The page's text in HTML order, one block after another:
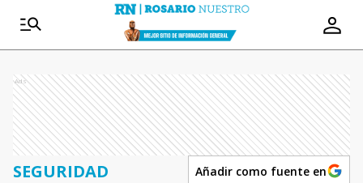
Ads
SEGURIDAD Añadir como fuente en